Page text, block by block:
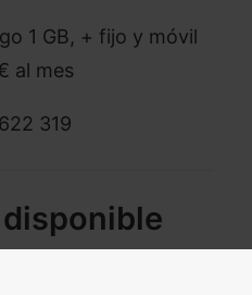
1 GB, + fijo y móvil
al mes
319